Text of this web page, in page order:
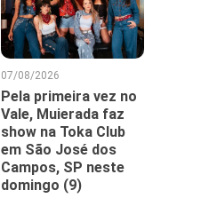
07/08/2026
Pela primeira vez no
Vale, Muierada faz
show na Toka Club
em São José dos
Campos, SP neste
domingo (9)